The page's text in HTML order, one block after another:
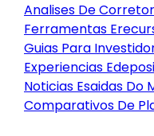
Analises De
Ferramentas
Guias Para
Experiencias
Noticias Esaidas Do
Comparativos De